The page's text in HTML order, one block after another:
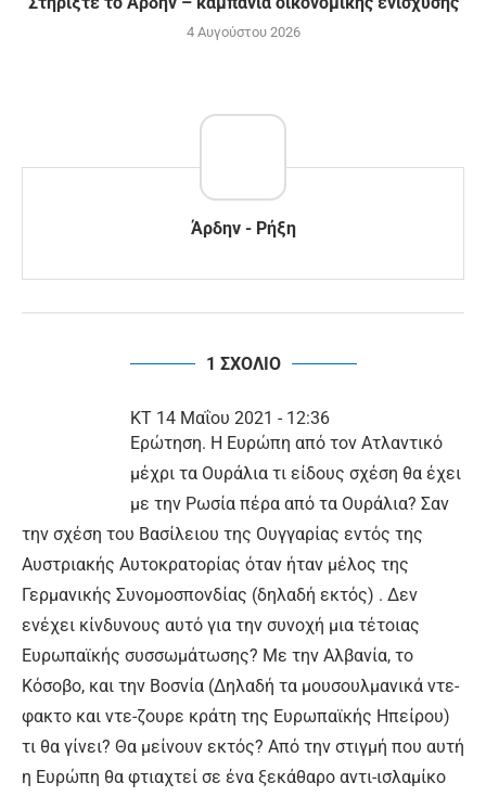
4 Αυγούστου 2026
Άρδην - Ρήξη
1 ΣΧΟΛΙΟ
ΚΤ 14 Μαΐου 2021 - 12:36
Ερώτηση. Η Ευρώπη από τον Ατλαντικό
μέχρι τα Ουράλια τι είδους σχέση θα έχει
με την Ρωσία πέρα από τα Ουράλια? Σαν
την σχέση του Βασίλειου της Ουγγαρίας εντός της
Αυστριακής Αυτοκρατορίας όταν ήταν μέλος της
Γερμανικής Συνομοσπονδίας (δηλαδή εκτός) . Δεν
ενέχει κίνδυνους αυτό για την συνοχή μια τέτοιας
Ευρωπαϊκής συσσωμάτωσης? Με την Αλβανία, το
Κόσοβο, και την Βοσνία (Δηλαδή τα μουσουλμανικά ντε-
φακτο και ντε-ζουρε κράτη της Ευρωπαϊκής Ηπείρου)
τι θα γίνει? Θα μείνουν εκτός? Από την στιγμή που αυτή
η Ευρώπη θα φτιαχτεί σε ένα ξεκάθαρο αντι-ισλαμίκο